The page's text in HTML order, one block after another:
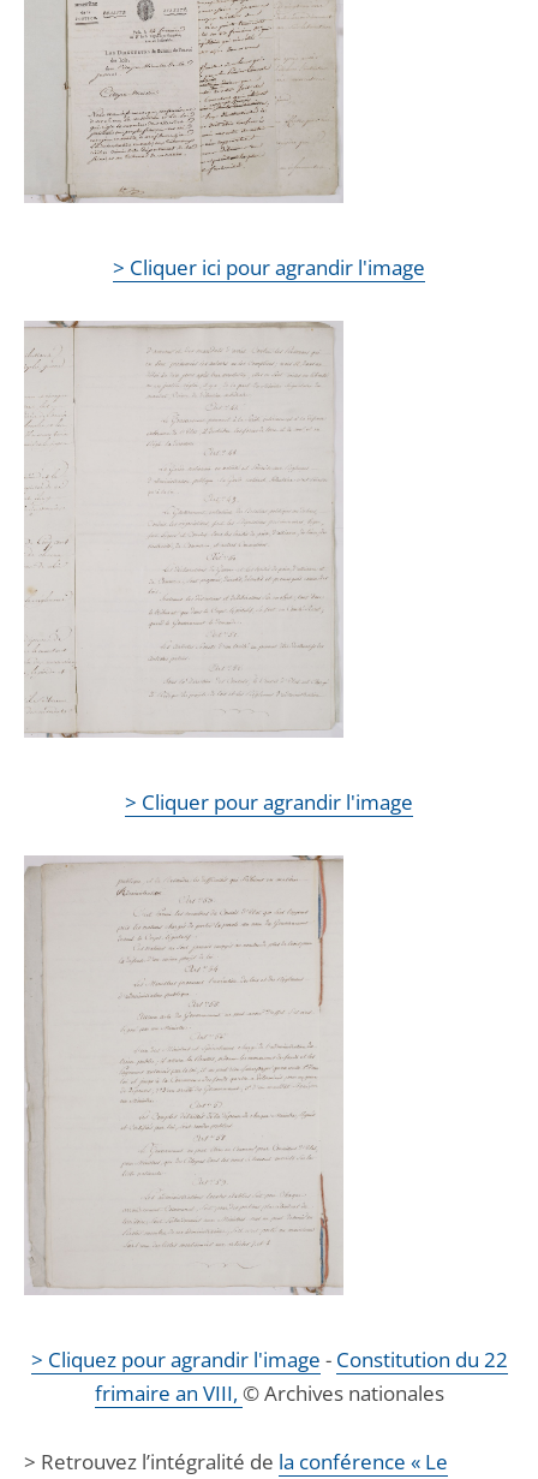
> Cliquer ici pour agrandir l'image
> Cliquer pour agrandir l'image
> Cliquez pour agrandir l'image - Constitution du 22
frimaire an VIII, © Archives nationales
> Retrouvez l’intégralité de la conférence « Le